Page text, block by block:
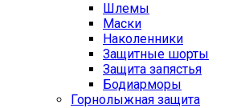
Шлемы
Маски
Наколенники
Защитные шорты
Защита запястья
Бодиарморы
Горнолыжная защита